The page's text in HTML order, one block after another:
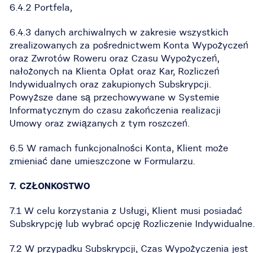
6.4.2 Portfela,
6.4.3 danych archiwalnych w zakresie wszystkich
zrealizowanych za pośrednictwem Konta Wypożyczeń
oraz Zwrotów Roweru oraz Czasu Wypożyczeń,
nałożonych na Klienta Opłat oraz Kar, Rozliczeń
Indywidualnych oraz zakupionych Subskrypcji.
Powyższe dane są przechowywane w Systemie
Informatycznym do czasu zakończenia realizacji
Umowy oraz związanych z tym roszczeń.
6.5 W ramach funkcjonalności Konta, Klient może
zmieniać dane umieszczone w Formularzu.
7. CZŁONKOSTWO
7.1 W celu korzystania z Usługi, Klient musi posiadać
Subskrypcję lub wybrać opcję Rozliczenie Indywidualne.
7.2 W przypadku Subskrypcji, Czas Wypożyczenia jest